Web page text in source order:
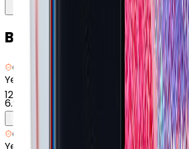
Bunları da
Getmobil Güvencesi
Yenilenmiş
Samsung Galaxy A10S - 32
12
6.949 TL
Getmobil Güvencesi